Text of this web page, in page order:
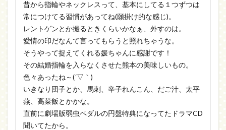
昔から指輪やネックレスって、基本にしてる１つずつは
常につけてる習慣があってね(願掛け的な感じ)。
レントゲンとか撮るときくらいかなぁ、外すのは。
愛情の印だなんて言ってもらうと照れちゃうな。
そうやって捉えてくれる媛ちゃんに感謝です！
その結婚指輪を入らなくさせた熊本の美味しいもの。
色々あったね～(´▽｀)
いきなり団子とか、馬刺、辛子れんこん、だご汁、太平
燕、高菜飯とかかな。
直前に劇場版弱虫ペダルの円盤特典になってたドラマCD
聞いてたから。